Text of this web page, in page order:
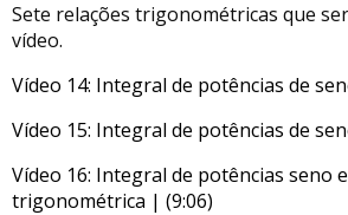
Sete relações trigonométricas que
vídeo.
Vídeo 14: Integral de potências de
Vídeo 15: Integral de potências de
Vídeo 16: Integral de potências seno
trigonométrica | (9:06)